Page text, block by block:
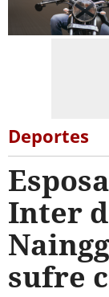
Deportes
Inter
sufre